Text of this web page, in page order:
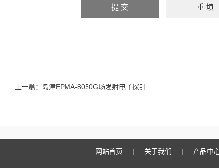
上一篇： 岛津EPMA-8050G场发射电子探针
网站首页 | 关于我们 | 产品中